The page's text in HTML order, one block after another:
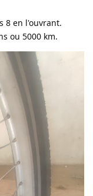
8 en l'ouvrant.
ou 5000 km.